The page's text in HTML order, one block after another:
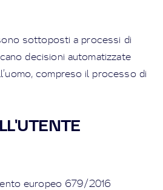
sottoposti a processi di
decisioni automatizzate
compreso il processo di
europeo 679/2016